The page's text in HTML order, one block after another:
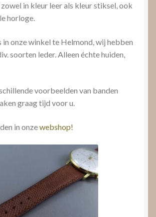
zowel in kleur leer als kleur stiksel, ook
horloge.
in onze winkel te Helmond, wij hebben
soorten leder. Alleen échte huiden,
voorbeelden van banden
graag tijd voor u.
in onzewebshop!